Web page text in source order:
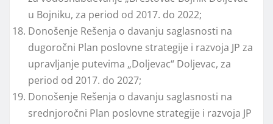
u Bojniku, za period od 2017. do 2022;
Donošenje Rešenja o davanju saglasnosti na
dugoročni Plan poslovne strategije i razvoja JP za
upravljanje putevima „Doljevac“ Doljevac, za
period od 2017. do 2027;
Donošenje Rešenja o davanju saglasnosti na
srednjoročni Plan poslovne strategije i razvoja JP